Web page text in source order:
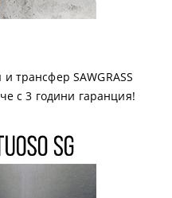
трансфер SAWGRASS
с 3 години гаранция!